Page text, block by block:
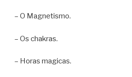
– O Magnetismo.
– Os chakras.
– Horas magicas.